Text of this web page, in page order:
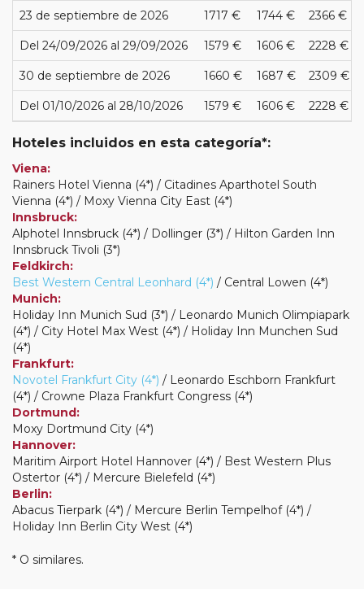
23 de septiembre de 2026 1717 € 1744 € 2366 €
Del 24/09/2026 al 29/09/2026 1579 € 1606 € 2228 €
30 de septiembre de 2026 1660 € 1687 € 2309 €
Del 01/10/2026 al 28/10/2026 1579 € 1606 € 2228 €
Hoteles incluidos en esta categoría*:
Viena:
Rainers Hotel Vienna (4*) / Citadines Aparthotel South
Vienna (4*) / Moxy Vienna City East (4*)
Innsbruck:
Alphotel Innsbruck (4*) / Dollinger (3*) / Hilton Garden Inn
Innsbruck Tivoli (3*)
Feldkirch:
Best Western Central Leonhard (4*) / Central Lowen (4*)
Munich:
Holiday Inn Munich Sud (3*) / Leonardo Munich Olimpiapark
(4*) / City Hotel Max West (4*) / Holiday Inn Munchen Sud
(4*)
Frankfurt:
Novotel Frankfurt City (4*) / Leonardo Eschborn Frankfurt
(4*) / Crowne Plaza Frankfurt Congress (4*)
Dortmund:
Moxy Dortmund City (4*)
Hannover:
Maritim Airport Hotel Hannover (4*) / Best Western Plus
Ostertor (4*) / Mercure Bielefeld (4*)
Berlin:
Abacus Tierpark (4*) / Mercure Berlin Tempelhof (4*) /
Holiday Inn Berlin City West (4*)
* O similares.